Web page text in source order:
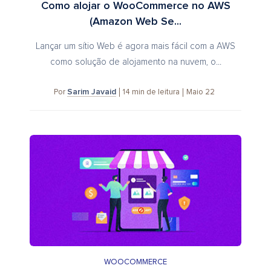
Como alojar o WooCommerce no AWS
(Amazon Web Se...
Lançar um sítio Web é agora mais fácil com a AWS
como solução de alojamento na nuvem, o...
Por Sarim Javaid 14 min de leitura Maio 22
WOOCOMMERCE